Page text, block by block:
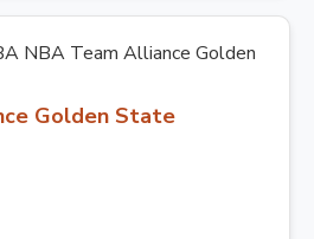
Golden State